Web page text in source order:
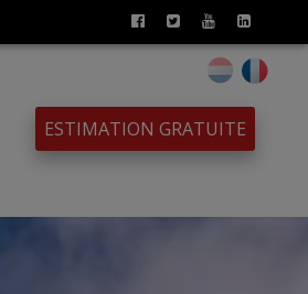
ESTIMATION GRATUITE